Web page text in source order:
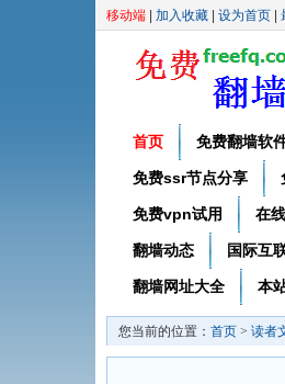
移动端 加入收藏 设为首页
首页 免费翻墙软
免费ssr节点分享
免费vpn试用 在
翻墙动态 国际互
翻墙网址大全 本
您当前的位置： 首页 > 读者